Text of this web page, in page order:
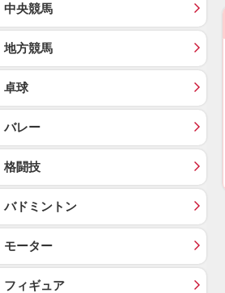
中央競馬
地方競馬
卓球
バレー
格闘技
バドミントン
モーター
フィギュア